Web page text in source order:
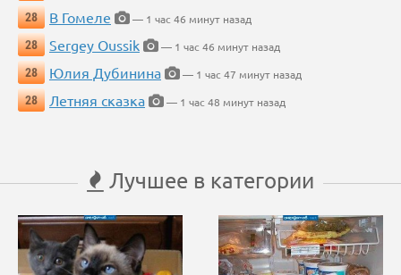
28
В Гомеле
— 1 час 46 минут назад
28
Sergey Oussik
— 1 час 46 минут назад
28
Юлия Дубинина
— 1 час 47 минут назад
28
Летняя сказка — 1 час 48 минут назад
Лучшее в категории